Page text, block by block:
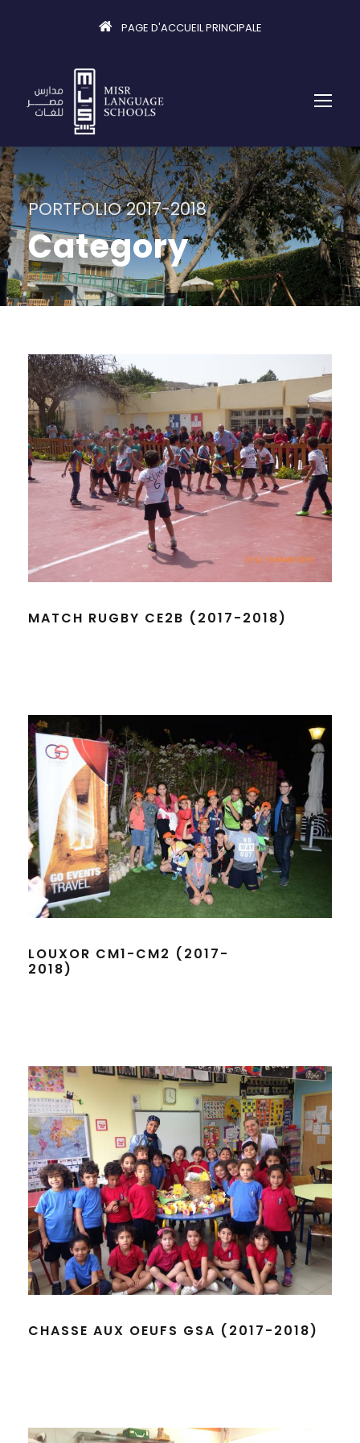
PAGE D'ACCUEIL PRINCIPALE
PORTFOLIO 2017-2018
Category
MATCH RUGBY CE2B (2017-2018)
LOUXOR CM1-CM2 (2017-
2018)
CHASSE AUX OEUFS GSA (2017-2018)